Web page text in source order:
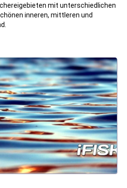
mit unterschiedlichen
inneren, mittleren und